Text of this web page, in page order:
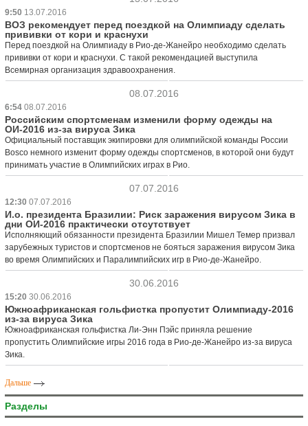
9:50 13.07.2016
ВОЗ рекомендует перед поездкой на Олимпиаду сделать
прививки от кори и краснухи
Перед поездкой на Олимпиаду в Рио-де-Жанейро необходимо сделать
прививки от кори и краснухи. С такой рекомендацией выступила
Всемирная организация здравоохранения.
08.07.2016
6:54 08.07.2016
Российским спортсменам изменили форму одежды на
ОИ-2016 из-за вируса Зика
Официальный поставщик экипировки для олимпийской команды России
Bosco немного изменит форму одежды спортсменов, в которой они будут
принимать участие в Олимпийских играх в Рио.
07.07.2016
12:30 07.07.2016
И.о. президента Бразилии: Риск заражения вирусом Зика в
дни ОИ-2016 практически отсутствует
Исполняющий обязанности президента Бразилии Мишел Темер призвал
зарубежных туристов и спортсменов не бояться заражения вирусом Зика
во время Олимпийских и Паралимпийских игр в Рио-де-Жанейро.
30.06.2016
15:20 30.06.2016
Южноафриканская гольфистка пропустит Олимпиаду-2016
из-за вируса Зика
Южноафриканская гольфистка Ли-Энн Пэйс приняла решение
пропустить Олимпийские игры 2016 года в Рио-де-Жанейро из-за вируса
Зика.
Дальше
Разделы